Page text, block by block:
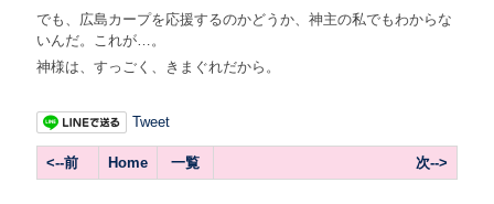
でも、広島カープを応援するのかどうか、神主の私でもわからな
いんだ。これが…。
神様は、すっごく、きまぐれだから。
Tweet
<--前 Home 一覧 次-->